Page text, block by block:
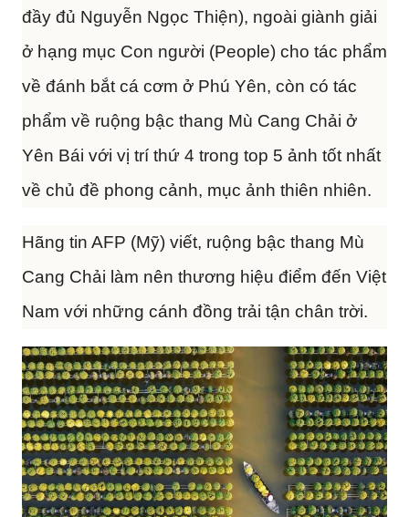
đầy đủ Nguyễn Ngọc Thiện), ngoài giành giải
ở hạng mục Con người (People) cho tác phẩm
về đánh bắt cá cơm ở Phú Yên, còn có tác
phẩm về ruộng bậc thang Mù Cang Chải ở
Yên Bái với vị trí thứ 4 trong top 5 ảnh tốt nhất
về chủ đề phong cảnh, mục ảnh thiên nhiên.
Hãng tin AFP (Mỹ) viết, ruộng bậc thang Mù
Cang Chải làm nên thương hiệu điểm đến Việt
Nam với những cánh đồng trải tận chân trời.